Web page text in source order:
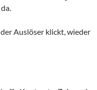
Auslöser klickt, wieder